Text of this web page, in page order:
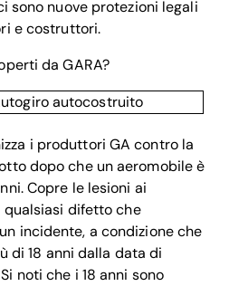
sono nuove protezioni legali
e costruttori.
da GARA?
i produttori GA contro la
dopo che un aeromobile è
Copre le lesioni ai
difetto che
incidente, a condizione che
di 18 anni dalla data di
noti che i 18 anni sono